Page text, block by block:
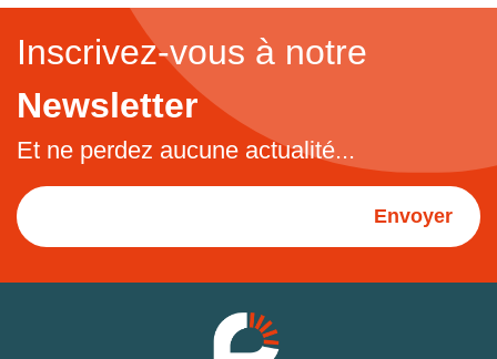
Inscrivez-vous à notre
Newsletter
Et ne perdez aucune actualité...
Envoyer